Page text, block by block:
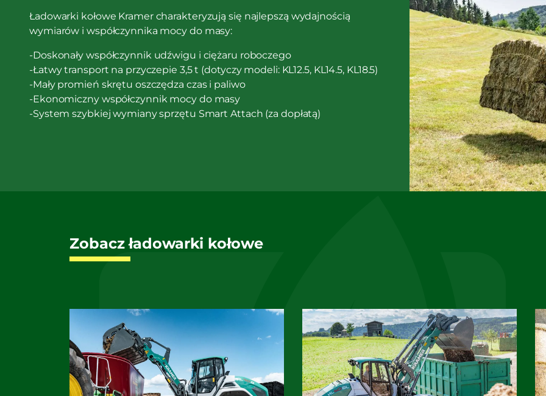
Ładowarki kołowe Kramer charakteryzują się najlepszą wydajnością
wymiarów i współczynnika mocy do masy:
-Doskonały współczynnik udźwigu i ciężaru roboczego
-Łatwy transport na przyczepie 3,5 t (dotyczy modeli: KL12.5, KL14.5, KL18.5)
-Mały promień skrętu oszczędza czas i paliwo
-Ekonomiczny współczynnik mocy do masy
-System szybkiej wymiany sprzętu Smart Attach (za dopłatą)
Zobacz ładowarki kołowe